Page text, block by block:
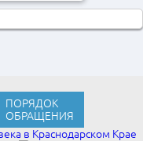
ПОРЯДОК
ОБРАЩЕНИЯ